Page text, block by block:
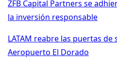
ZFB Capital Partners se
la inversión responsable
LATAM reabre las puertas de
Aeropuerto El Dorado